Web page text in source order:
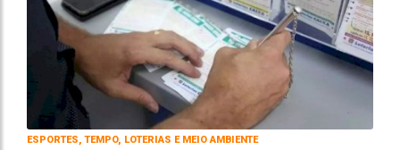
ESPORTES, TEMPO, LOTERIAS E MEIO AMBIENTE